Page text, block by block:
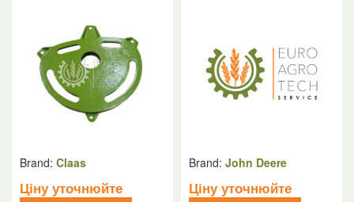
Brand: Claas
Ціну уточнюйте
Brand: John Deere
Ціну уточнюйте